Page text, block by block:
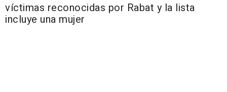
víctimas reconocidas por Rabat y la lista
incluye una mujer